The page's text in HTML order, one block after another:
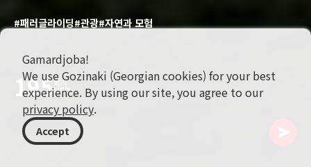
#패러글라이딩#관광#자연과 모험
195최저
USD
Gamardjoba!
We use Gozinaki (Georgian cookies) for your best
experience. By using our site, you agree to our
privacy policy.
Accept